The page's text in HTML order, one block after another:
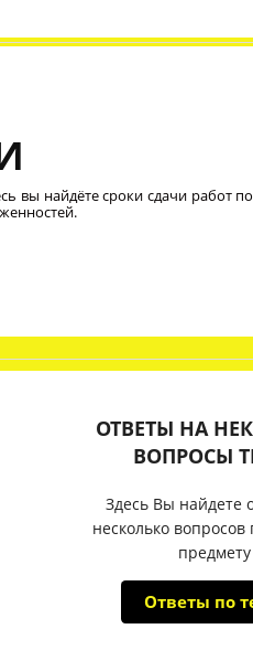
вы найдёте сроки сдачи работ
ОТВЕТЫ НА
ВОПРОСЫ
Здесь Вы найдете
несколько
предмету
Ответы по